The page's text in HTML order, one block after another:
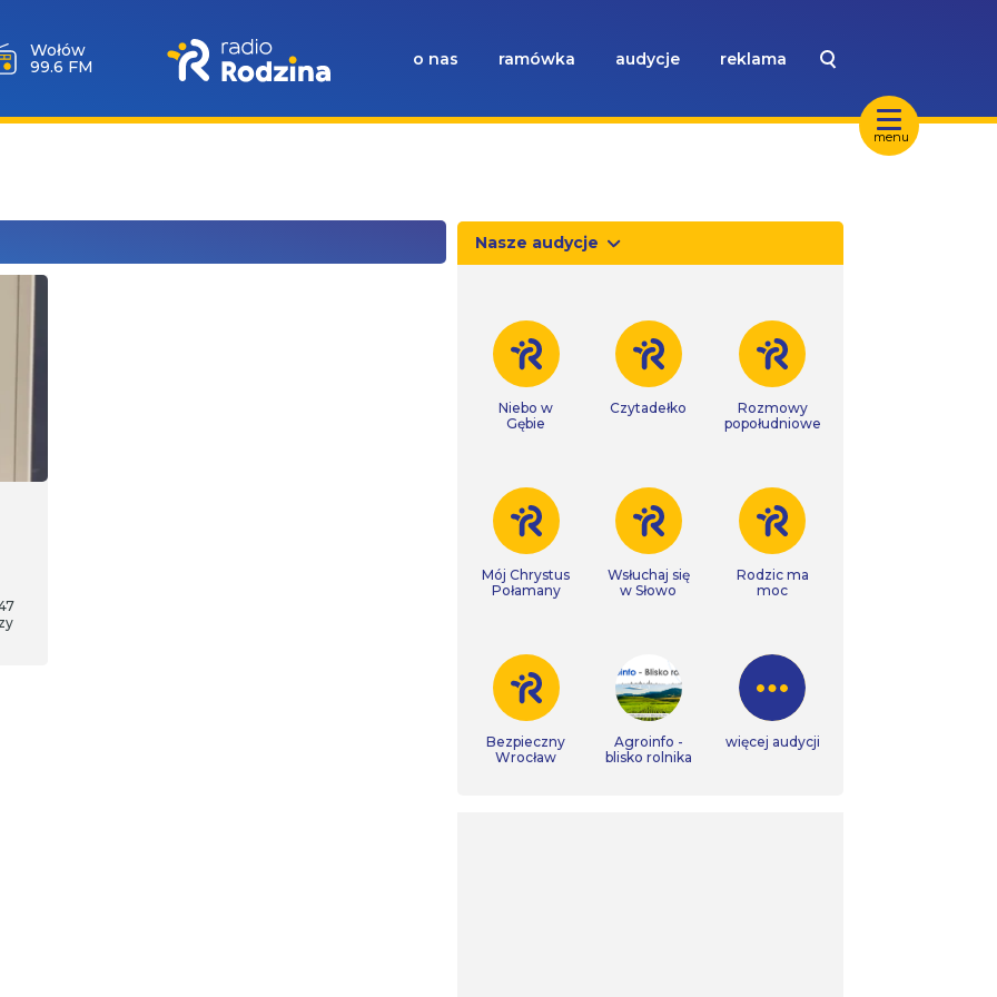
menu
Wołów
99.6 FM
o nas ramówka audycje reklama
Nasze audycje
Niebo w
Gębie
Czytadełko
Rozmowy
popołudniowe
Mój Chrystus
Połamany
Wsłuchaj się
w Słowo
Rodzic ma
moc
Bezpieczny
Wrocław
Agroinfo -
blisko rolnika
więcej audycji